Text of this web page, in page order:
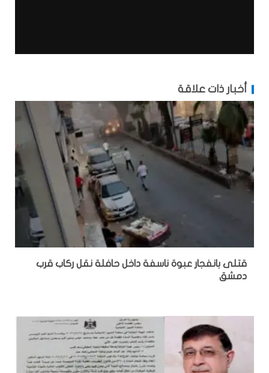
أخبار ذات علاقة
قتلى بانفجار عبوة ناسفة داخل حافلة نقل ركاب قرب
دمشق